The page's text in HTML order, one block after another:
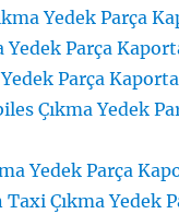
Yedek Parça
Yedek Parça
Parça Kaporta
Çıkma Yedek
Yedek Parça
Çıkma Yedek